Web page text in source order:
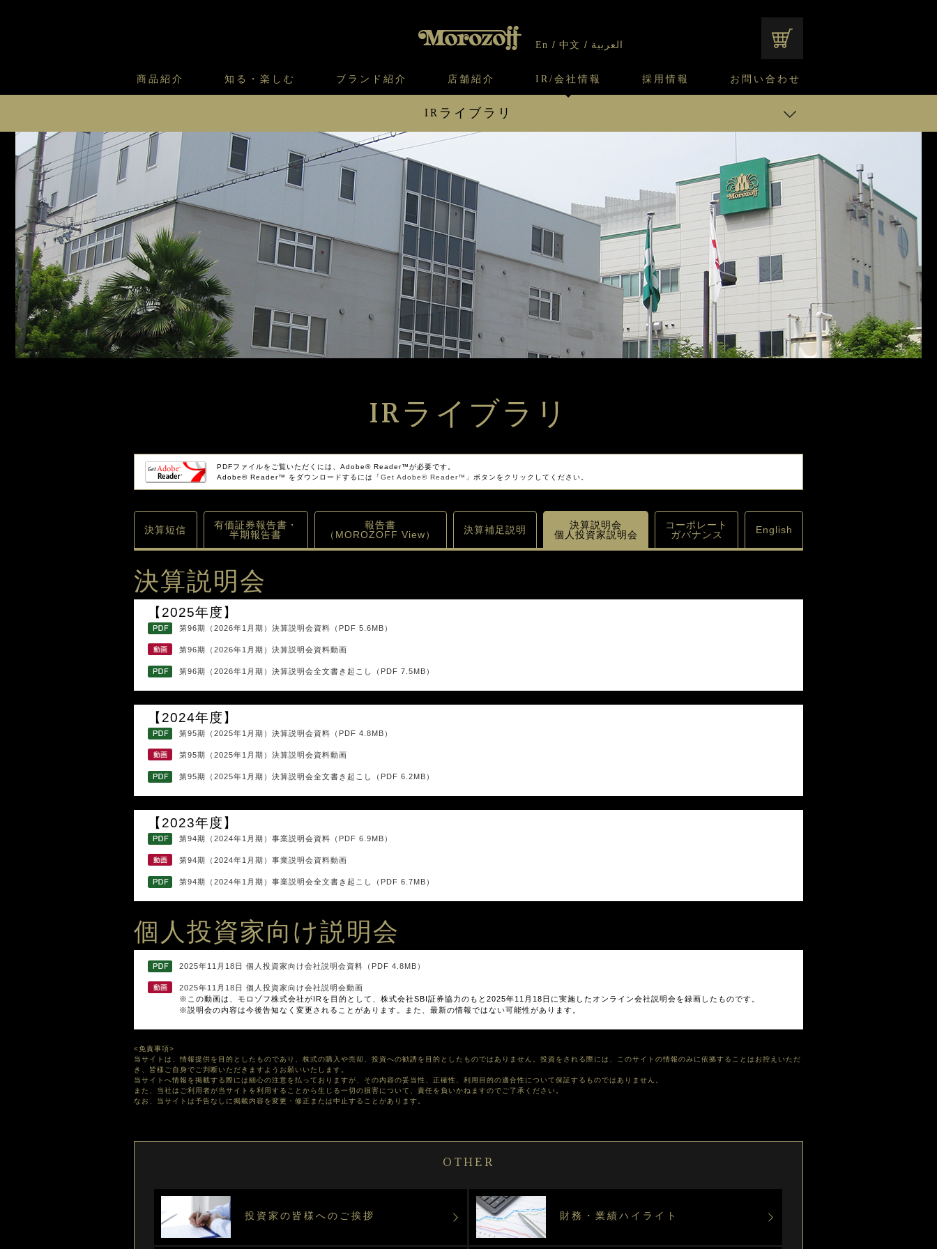
En 中文 العربية
商品紹介
ケーキ
サマーギフトセット
クッキー
フローズンスイーツ
北海道スイーツ工場 通信販売のご案内
知る・楽しむ
チーズケーキのこだわり
フルーツオブフルーツのこだわり
焼き菓子のこだわり
バレンタインとモロゾフについて
ブランド紹介
ガレット・ネージュ
キツネとレモン
ガレット オ ブール
カフェモロゾフ
モロゾフ エクラ
窯だしチーズケーキ
焼き菓子マルシェ／窯だしクッキー＆パイ
店舗紹介 IR/会社情報 採用情報
契約社員・アルバイト採用
お問い合わせ
オンラインショップについてのお問い合わ
お客様の声から
IRライブラリ
投資家の皆様へのご挨拶 財務・業績ハイライト
中期経営計画
IRカレンダー
株式に関する情報
配当について
株主優待制度
株価情報
電子公告 よくあるご質問
IR情報に戻る
IRライブラリ
PDFファイルをご覧いただくには、Adobe® Reader™が必要です。
Adobe® Reader™ をダウンロードするには「Get Adobe® Reader™ 」ボタンをクリックしてください。
決算短信
有価証券報告書・
半期報告書
報告書
（MOROZOFF View）
決算補足説明
決算説明会
個人投資家説明会
コーポレート
ガバナンス
English
決算説明会
【2025年度】
第96期（2026年1月期）決算説明会資料（PDF 5.6MB）
第96期（2026年1月期）決算説明会資料動画
第96期（2026年1月期）決算説明会全文書き起こし（PDF 7.5MB）
【2024年度】
第95期（2025年1月期）決算説明会資料（PDF 4.8MB）
第95期（2025年1月期）決算説明会資料動画
第95期（2025年1月期）決算説明会全文書き起こし（PDF 6.2MB）
【2023年度】
第94期（2024年1月期）事業説明会資料（PDF 6.9MB）
第94期（2024年1月期）事業説明会資料動画
第94期（2024年1月期）事業説明会全文書き起こし（PDF 6.7MB）
個人投資家向け説明会
2025年11月18日 個人投資家向け会社説明会資料（PDF 4.8MB）
2025年11月18日 個人投資家向け会社説明会動画
※この動画は、モロゾフ株式会社がIRを目的として、株式会社SBI証券協力のもと2025年11月18日に実施したオンライン会社説明会を録画したものです。
※説明会の内容は今後告知なく変更されることがあります。また、最新の情報ではない可能性があります。
<免責事項>
当サイトは、情報提供を目的としたものであり、株式の購入や売却、投資への勧誘を目的としたものではありません。投資をされる際には、このサイトの情報のみに依拠することはお控えいただ
き、皆様ご自身でご判断いただきますようお願いいたします。
当サイトへ情報を掲載する際には細心の注意を払っておりますが、その内容の妥当性、正確性、利用目的の適合性について保証するものではありません。
また、当社はご利用者が当サイトを利用することから生じる一切の損害について、責任を負いかねますのでご了承ください。
なお、当サイトは予告なしに掲載内容を変更・修正または中止することがあります。
OTHER
投資家の皆様へのご挨拶 財務・業績ハイライト